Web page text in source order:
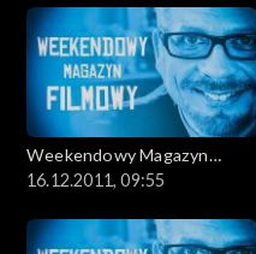
Weekendowy Magazyn
Filmowy
16.12.2011, 09:55